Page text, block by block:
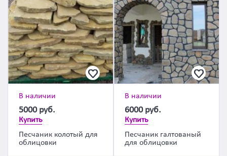
В наличии
5000 руб.
Купить
Песчаник колотый для
облицовки
В наличии
6000 руб.
Купить
Песчаник галтованый
для облицовки